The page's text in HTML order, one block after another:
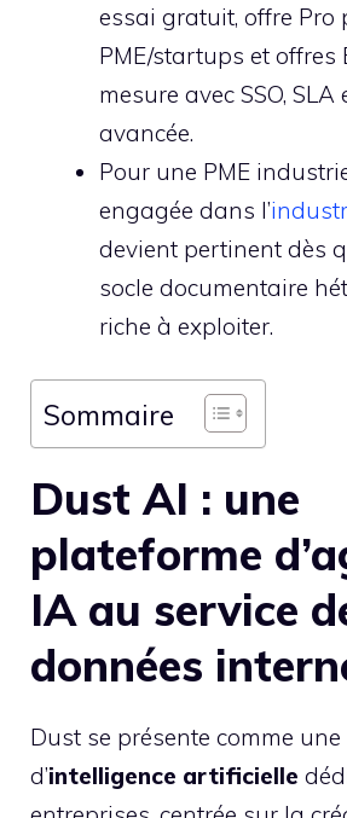
essai gratuit, offre Pro
PME/startups et offres
mesure avec SSO,
avancée.
Pour une PME
engagée dans l’
devient pertinent dès
socle documentaire
riche à exploiter.
Sommaire
Dust AI : une
plateforme
IA au service
données
Dust se présente comme
d’intelligence artificielle